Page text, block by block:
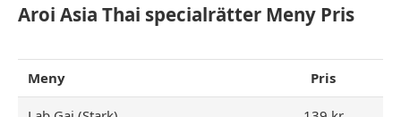
Aroi Asia Thai specialrätter Meny Pris
Meny Pris